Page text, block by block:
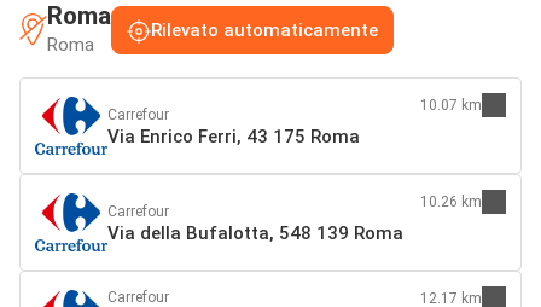
Roma
Roma
Rilevato automaticamente
Carrefour
Via Enrico Ferri, 43 175 Roma
10.07 km
Carrefour
Via della Bufalotta, 548 139 Roma
10.26 km
Carrefour 12.17 km